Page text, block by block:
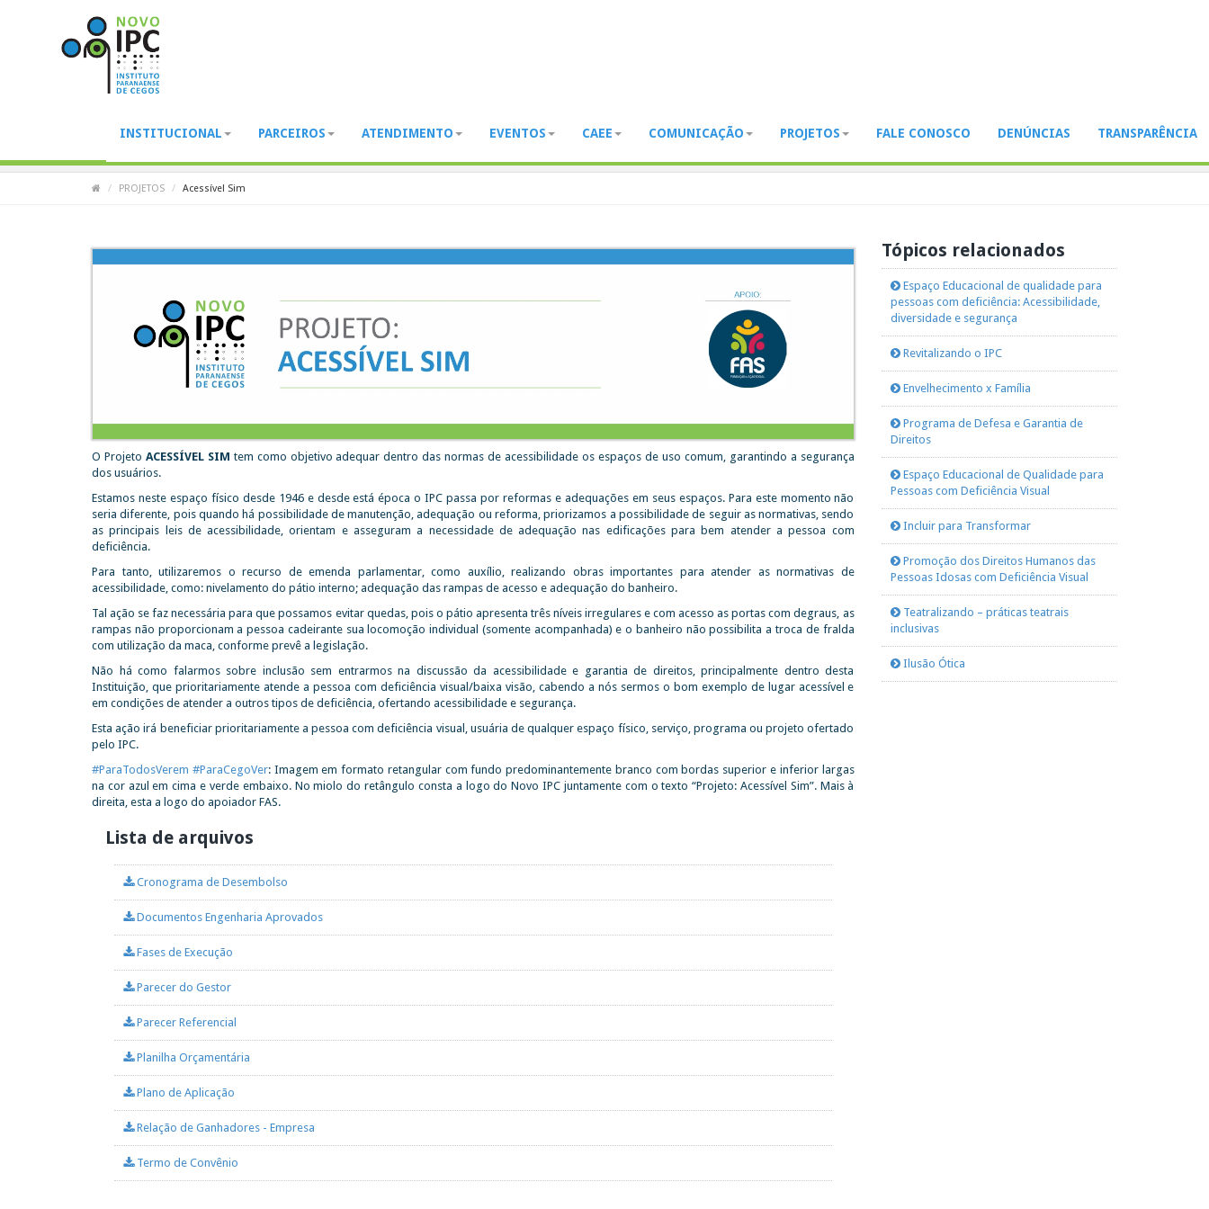
INSTITUCIONAL PARCEIROS ATENDIMENTO EVENTOS CAEE COMUNICAÇÃO PROJETOS FALE CONOSCO DENÚNCIAS TRANSPARÊNCIA
Acessível Sim
PROJETOS Acessível Sim
O Projeto ACESSÍVEL SIMtem como objetivo adequar dentro das normas de acessibilidade os espaços de uso comum, garantindo a segurança
dos usuários.
Estamos neste espaço físico desde 1946 e desde está época o IPC passa por reformas e adequações em seus espaços. Para este momento não
seria diferente, pois quando há possibilidade de manutenção, adequação ou reforma, priorizamos a possibilidade de seguir as normativas, sendo
as principais leis de acessibilidade, orientam e asseguram a necessidade de adequação nas edificações para bem atender a pessoa com
deficiência.
Para tanto, utilizaremos o recurso de emenda parlamentar, como auxílio, realizando obras importantes para atender as normativas de
acessibilidade, como: nivelamento do pátio interno; adequação das rampas de acesso e adequação do banheiro.
Tal ação se faz necessária para que possamos evitar quedas, pois o pátio apresenta três níveis irregulares e com acesso as portas com degraus, as
rampas não proporcionam a pessoa cadeirante sua locomoção individual (somente acompanhada) e o banheiro não possibilita a troca de fralda
com utilização da maca, conforme prevê a legislação.
Não há como falarmos sobre inclusão sem entrarmos na discussão da acessibilidade e garantia de direitos, principalmente dentro desta
Instituição, que prioritariamente atende a pessoa com deficiência visual/baixa visão, cabendo a nós sermos o bom exemplo de lugar acessível e
em condições de atender a outros tipos de deficiência, ofertando acessibilidade e segurança.
Esta ação irá beneficiar prioritariamente a pessoa com deficiência visual, usuária de qualquer espaço físico, serviço, programa ou projeto ofertado
pelo IPC.
#ParaTodosVerem #ParaCegoVer: Imagem em formato retangular com fundo predominantemente branco com bordas superior e inferior largas
na cor azul em cima e verde embaixo. No miolo do retângulo consta a logo do Novo IPC juntamente com o texto “Projeto: Acessível Sim”. Mais à
direita, esta a logo do apoiador FAS.
Lista de arquivos
Cronograma de Desembolso
Documentos Engenharia Aprovados
Fases de Execução
Parecer do Gestor
Parecer Referencial
Planilha Orçamentária
Plano de Aplicação
Relação de Ganhadores - Empresa
Termo de Convênio
Tópicos relacionados
Espaço Educacional de qualidade para
pessoas com deficiência: Acessibilidade,
diversidade e segurança
Revitalizando o IPC
Envelhecimento x Família
Programa de Defesa e Garantia de
Direitos
Espaço Educacional de Qualidade para
Pessoas com Deficiência Visual
Incluir para Transformar
Promoção dos Direitos Humanos das
Pessoas Idosas com Deficiência Visual
Teatralizando – práticas teatrais
inclusivas
Ilusão Ótica